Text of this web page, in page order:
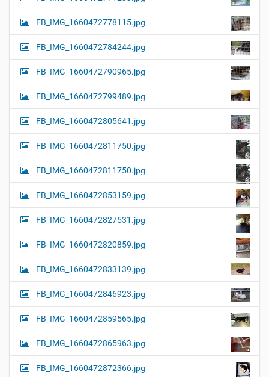
FB_IMG_1660472778115.jpg
FB_IMG_1660472784244.jpg
FB_IMG_1660472790965.jpg
FB_IMG_1660472799489.jpg
FB_IMG_1660472805641.jpg
FB_IMG_1660472811750.jpg
FB_IMG_1660472811750.jpg
FB_IMG_1660472853159.jpg
FB_IMG_1660472827531.jpg
FB_IMG_1660472820859.jpg
FB_IMG_1660472833139.jpg
FB_IMG_1660472846923.jpg
FB_IMG_1660472859565.jpg
FB_IMG_1660472865963.jpg
FB_IMG_1660472872366.jpg